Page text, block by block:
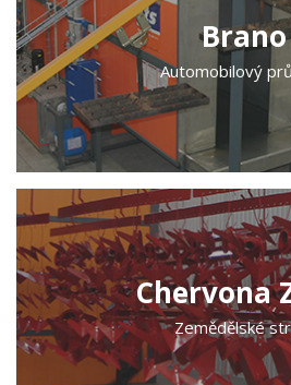
Brano
Automobilový
Chervona
Zemědělské